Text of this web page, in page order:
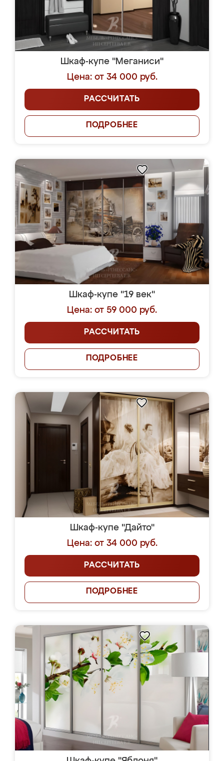
Шкаф-купе "Меганиси"
Цена: от 34 000 руб.
РАССЧИТАТЬ
ПОДРОБНЕЕ
Шкаф-купе "19 век"
Цена: от 59 000 руб.
РАССЧИТАТЬ
ПОДРОБНЕЕ
Шкаф-купе "Дайто"
Цена: от 34 000 руб.
РАССЧИТАТЬ
ПОДРОБНЕЕ